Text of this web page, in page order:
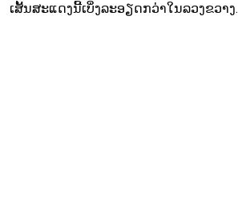
ເສັ້ນສະແດງນີ້ເບິ່ງລະອຽດກວ່າໃນລວງຂວາງ.